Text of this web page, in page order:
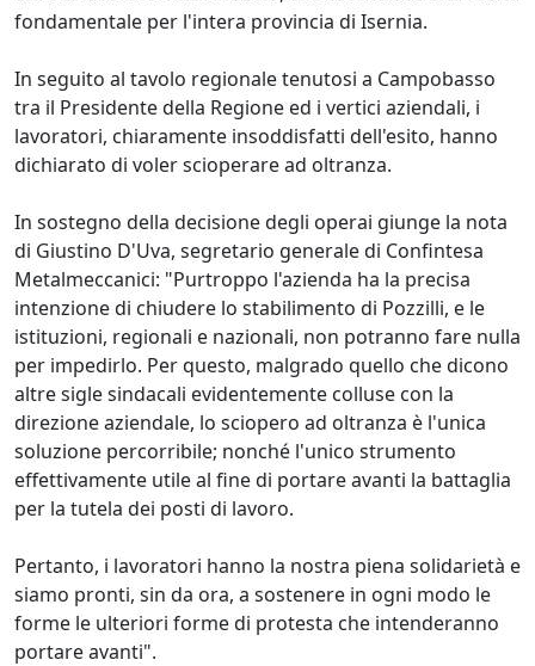
fondamentale per l'intera provincia di Isernia.
In seguito al tavolo regionale tenutosi a Campobasso
tra il Presidente della Regione ed i vertici aziendali, i
lavoratori, chiaramente insoddisfatti dell'esito, hanno
dichiarato di voler scioperare ad oltranza.
In sostegno della decisione degli operai giunge la nota
di Giustino D'Uva, segretario generale di Confintesa
Metalmeccanici: "Purtroppo l'azienda ha la precisa
intenzione di chiudere lo stabilimento di Pozzilli, e le
istituzioni, regionali e nazionali, non potranno fare nulla
per impedirlo. Per questo, malgrado quello che dicono
altre sigle sindacali evidentemente colluse con la
direzione aziendale, lo sciopero ad oltranza è l'unica
soluzione percorribile; nonché l'unico strumento
effettivamente utile al fine di portare avanti la battaglia
per la tutela dei posti di lavoro.
Pertanto, i lavoratori hanno la nostra piena solidarietà e
siamo pronti, sin da ora, a sostenere in ogni modo le
forme le ulteriori forme di protesta che intenderanno
portare avanti".